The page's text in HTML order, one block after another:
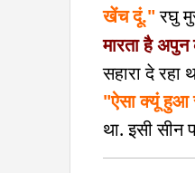
खेंच दूं."रघु
मारता है
सहारा दे
"ऐसा क्यूं हुआ
था. इसी सीन